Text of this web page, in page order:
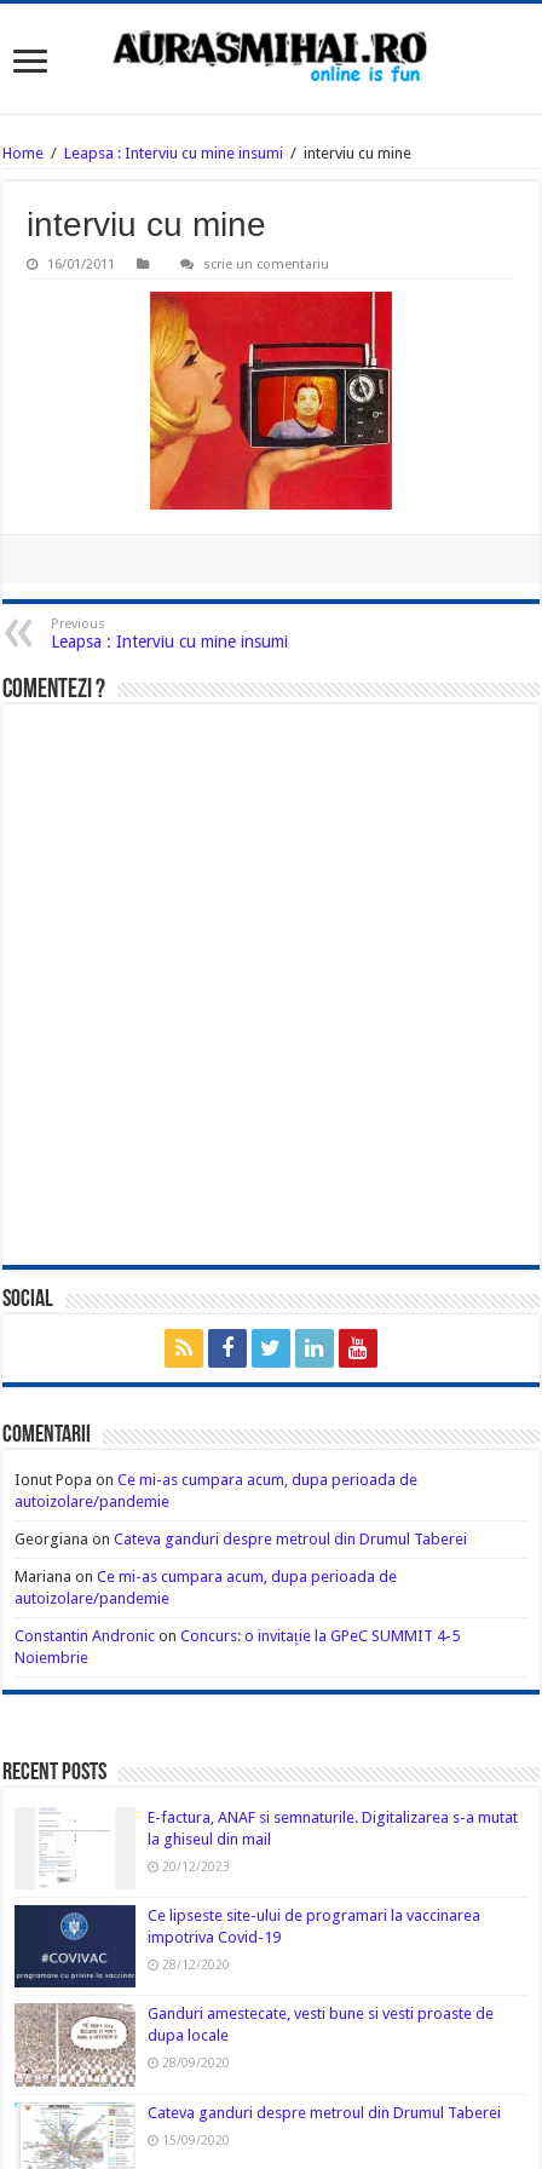
Home / Leapsa : Interviu cu mine insumi / interviu cu mine
interviu cu mine
16/01/2011 scrie un comentariu
Previous
Leapsa : Interviu cu mine insumi
Comentezi ?
Social
Comentarii
Ionut Popa onCe mi-as cumpara acum, dupa perioada de
autoizolare/pandemie
Georgiana onCateva ganduri despre metroul din Drumul Taberei
Mariana onCe mi-as cumpara acum, dupa perioada de
autoizolare/pandemie
Constantin Andronic onConcurs: o invitație la GPeC SUMMIT 4-5
Noiembrie
Recent Posts
E-factura, ANAF si semnaturile. Digitalizarea s-a mutat
la ghiseul din mail
20/12/2023
Ce lipseste site-ului de programari la vaccinarea
impotriva Covid-19
28/12/2020
Ganduri amestecate, vesti bune si vesti proaste de
dupa locale
28/09/2020
Cateva ganduri despre metroul din Drumul Taberei
15/09/2020